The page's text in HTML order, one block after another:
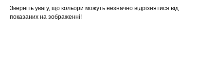
Зверніть увагу, що кольори можуть незначно відрізнятися від
показаних на зображенні!